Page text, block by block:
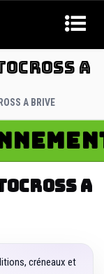
A
A BRIVE
✦
A
créneaux et